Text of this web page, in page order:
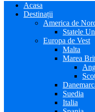
Acasa
Destinații
America de
Statele
Europa de Vest
Malta
Marea
Suedia
Italia